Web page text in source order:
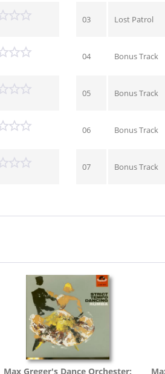
03 Lost Patrol
04 Bonus Track
05 Bonus Track
06 Bonus Track
07 Bonus Track
Max Greger's Dance Orchester: